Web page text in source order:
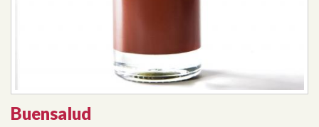
Buensalud